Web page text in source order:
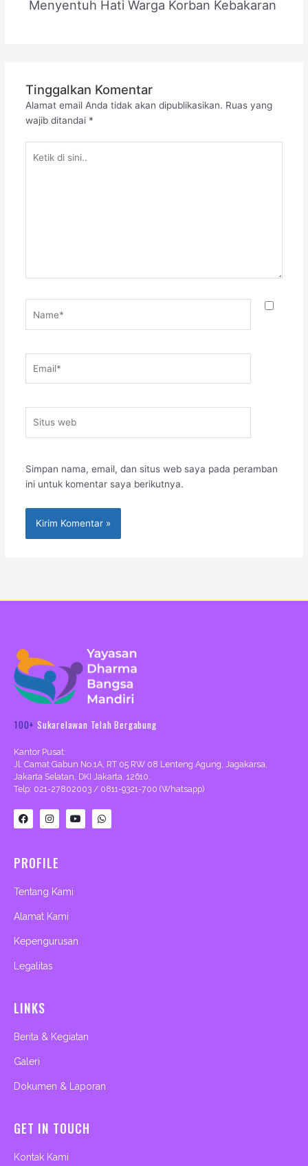
Menyentuh Hati Warga Korban Kebakaran
Tinggalkan Komentar
Alamat email Anda tidak akan dipublikasikan. Ruas yang
wajib ditandai *
web
Simpan nama, email, dan situs web saya pada peramban
ini untuk komentar saya berikutnya.
100+ Sukarelawan Telah Bergabung
Kantor Pusat:
Jl. Camat Gabun No.1A, RT 05 RW 08 Lenteng Agung, Jagakarsa,
Jakarta Selatan, DKI Jakarta, 12610.
Telp: 021-27802003 / 0811-9321-700 (Whatsapp)
F
a
c
o
o
I
n
s
g
r
m
Y
o
u
W
h
a
PROFILE
Tentang Kami
Alamat Kami
Kepengurusan
Legalitas
LINKS
Berita & Kegiatan
Galeri
Dokumen & Laporan
GET IN TOUCH
Kontak Kami